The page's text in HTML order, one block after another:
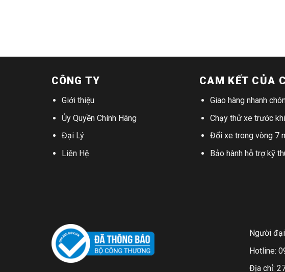
CÔNG TY
Giới thiệu
Ủy Quyền Chính Hãng
Đại Lý
Liên Hệ
CAM KẾT CỦA
Giao hàng nhanh
Chạy thử xe trước
Đổi xe trong vòng 7
Bảo hành hỗ trợ kỹ
Người
Hotline:
Địa chỉ: